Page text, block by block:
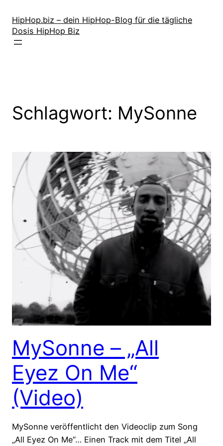
Inhalt
springen
HipHop.biz – dein HipHop-Blog für die tägliche
Dosis HipHop Biz
Schlagwort: MySonne
MySonne – „All
Eyez On Me“
(Video)
MySonne veröffentlicht den Videoclip zum Song
„All Eyez On Me“… Einen Track mit dem Titel „All